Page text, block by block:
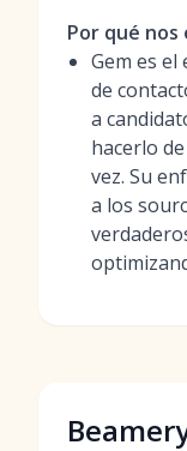
Por qué nos
Gem es
de
a
hacerlo
vez. Su
a los